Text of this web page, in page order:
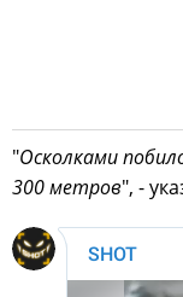
"Осколками
300 метров", -